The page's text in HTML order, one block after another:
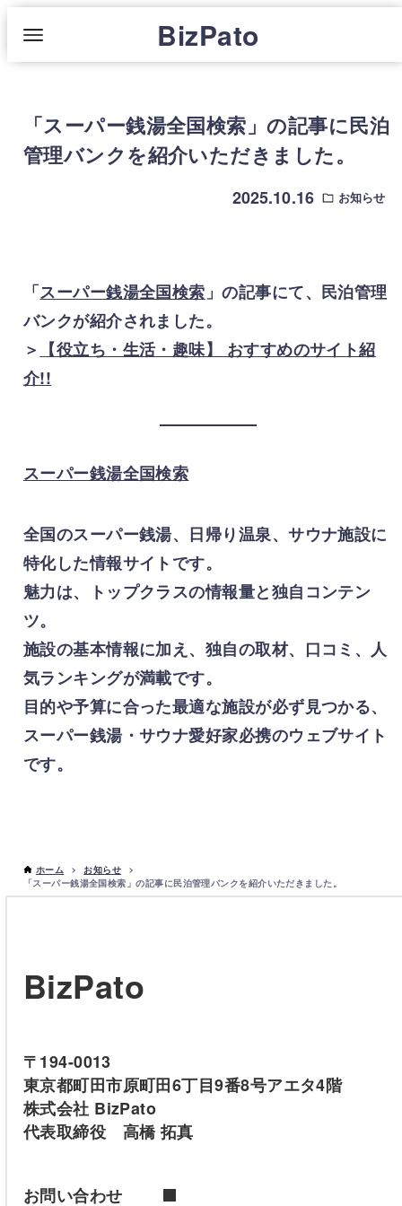
BizPato
「スーパー銭湯全国検索」の記事に民泊
管理バンクを紹介いただきました。
2025.10.16 お知らせ
「スーパー銭湯全国検索」の記事にて、民泊管理
バンクが紹介されました。
＞ 【役立ち・生活・趣味】 おすすめのサイト紹
介!!
スーパー銭湯全国検索
全国のスーパー銭湯、日帰り温泉、サウナ施設に
特化した情報サイトです。
魅力は、トップクラスの情報量と独自コンテン
ツ。
施設の基本情報に加え、独自の取材、口コミ、人
気ランキングが満載です。
目的や予算に合った最適な施設が必ず見つかる、
スーパー銭湯・サウナ愛好家必携のウェブサイト
です。
ホーム
お知らせ
「スーパー銭湯全国検索」の記事に民泊管理バンクを紹介いただきました。
BizPato
〒194-0013
東京都町田市原町田6丁目9番8号アエタ4階
株式会社 BizPato
代表取締役 高橋 拓真
お問い合わせ